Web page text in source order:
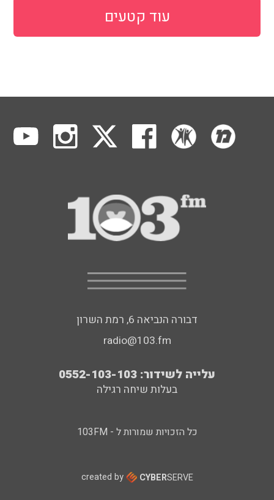
עוד קטעים
דבורה הנביאה 6, רמת השרון
radio@103.fm
עלייה לשידור: 0552-103-103
בעלות שיחה רגילה
כל הזכויות שמורות ל - 103FM
created by CYBERSERVE